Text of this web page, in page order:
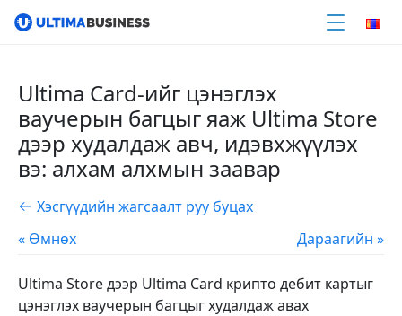
Ultima Card-ийг цэнэглэх
ваучерын багцыг яаж Ultima Store
дээр худалдаж авч, идэвхжүүлэх
вэ: алхам алхмын заавар
Хэсгүүдийн жагсаалт руу буцах
« Өмнөх
Дараагийн »
Ultima Store дээр Ultima Card крипто дебит картыг
цэнэглэх ваучерын багцыг худалдаж авах